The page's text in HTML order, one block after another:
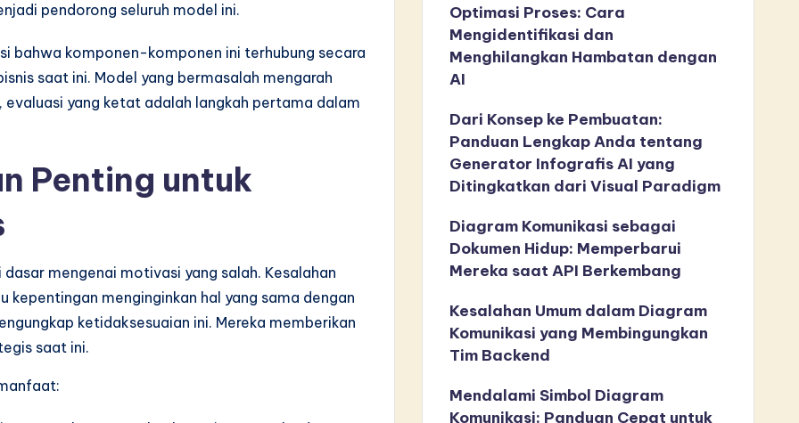
pendorong seluruh model ini.
bahwa komponen-komponen ini terhubung secara
saat ini. Model yang bermasalah mengarah
yang ketat adalah langkah pertama dalam
Penting untuk
mengenai motivasi yang salah. Kesalahan
kepentingan menginginkan hal yang sama dengan
ketidaksesuaian ini. Mereka memberikan
saat ini.
Optimasi Proses: Cara
Mengidentifikasi dan
Menghilangkan Hambatan dengan
AI
Dari Konsep ke Pembuatan:
Panduan Lengkap Anda tentang
Generator Infografis AI yang
Ditingkatkan dari Visual Paradigm
Diagram Komunikasi sebagai
Dokumen Hidup: Memperbarui
Mereka saat API Berkembang
Kesalahan Umum dalam Diagram
Komunikasi yang Membingungkan
Tim Backend
Mendalami Simbol Diagram
Komunikasi: Panduan Cepat untuk